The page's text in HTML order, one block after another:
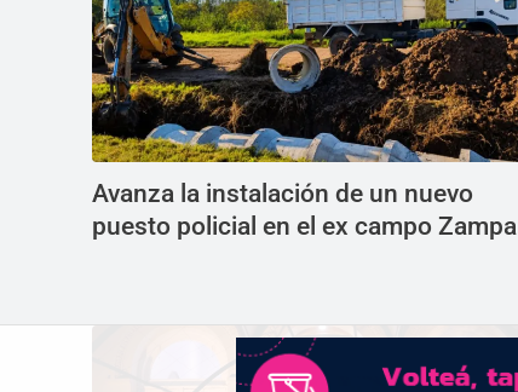
Avanza la instalación de un nuevo
puesto policial en el ex campo Zampa